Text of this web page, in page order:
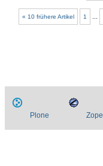
« 10 frühere Artikel 1
Plone Zope